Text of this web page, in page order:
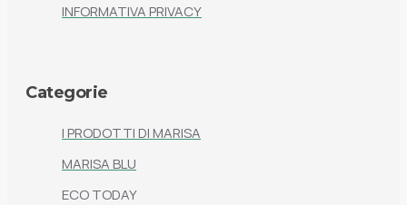
INFORMATIVA PRIVACY
Categorie
I PRODOTTI DI MARISA
MARISA BLU
ECO TODAY